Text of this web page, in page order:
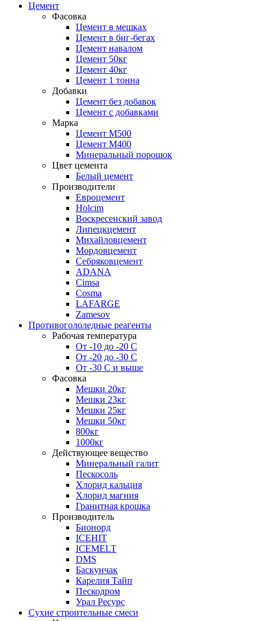
Цемент
Фасовка
Цемент в мешках
Цемент в биг-бегах
Цемент навалом
Цемент 50кг
Цемент 40кг
Цемент 1 тонна
Добавки
Цемент без добавок
Цемент с добавками
Марка
Цемент М500
Цемент М400
Минеральный порошок
Цвет цемента
Белый цемент
Производители
Евроцемент
Holcim
Воскресенский завод
Липецкцемент
Михайловцемент
Мордовцемент
Себряковцемент
ADANA
Cimsa
Cosma
LAFARGE
Zamesov
Противогололедные реагенты
Рабочая температура
От -10 до -20 С
От -20 до -30 С
От -30 С и выше
Фасовка
Мешки 20кг
Мешки 23кг
Мешки 25кг
Мешки 50кг
800кг
1000кг
Действующее вещество
Минеральный галит
Пескосоль
Хлорид кальция
Хлорид магния
Гранитная крошка
Производитель
Бионорд
ICEHIT
ICEMELT
DMS
Баскунчак
Карелия Тайп
Пескодром
Урал Ресурс
Сухие строительные смеси